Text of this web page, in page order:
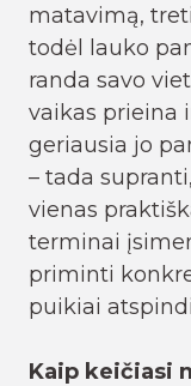
matavimą,
todėl lauko
randa savo
vaikas prieina
geriausia jo
– tada
vienas
terminai
priminti
puikiai
Kaip keičiasi